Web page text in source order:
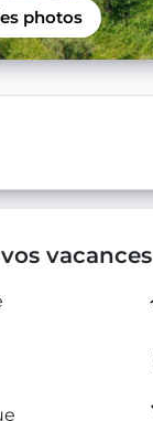
photos
vacances